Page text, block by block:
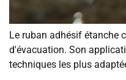
Le ruban adhésif étanche
d'évacuation. Son
techniques les plus